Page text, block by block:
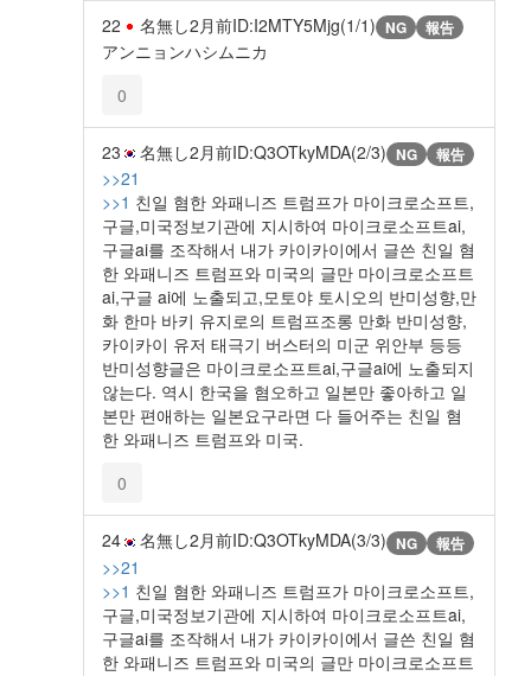
22 名無し2月前ID:I2MTY5Mjg(1/1) NG 報告
アンニョンハシムニカ
0
23 名無し2月前ID:Q3OTkyMDA(2/3) NG 報告
>>21
>>1 친일 혐한 와패니즈 트럼프가 마이크로소프트,
구글,미국정보기관에 지시하여 마이크로소프트ai,
구글ai를 조작해서 내가 카이카이에서 글쓴 친일 혐
한 와패니즈 트럼프와 미국의 글만 마이크로소프트
ai,구글 ai에 노출되고,모토야 토시오의 반미성향,만
화 한마 바키 유지로의 트럼프조롱 만화 반미성향,
카이카이 유저 태극기 버스터의 미군 위안부 등등
반미성향글은 마이크로소프트ai,구글ai에 노출되지
않는다. 역시 한국을 혐오하고 일본만 좋아하고 일
본만 편애하는 일본요구라면 다 들어주는 친일 혐
한 와패니즈 트럼프와 미국.
0
24 名無し2月前ID:Q3OTkyMDA(3/3) NG 報告
>>21
>>1 친일 혐한 와패니즈 트럼프가 마이크로소프트,
구글,미국정보기관에 지시하여 마이크로소프트ai,
구글ai를 조작해서 내가 카이카이에서 글쓴 친일 혐
한 와패니즈 트럼프와 미국의 글만 마이크로소프트